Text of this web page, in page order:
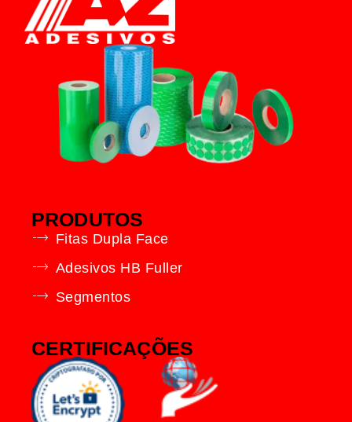
PRODUTOS
Fitas Dupla Face
Adesivos HB Fuller
Segmentos
CERTIFICAÇÕES